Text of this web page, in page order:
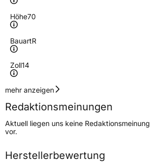
Höhe70
BauartR
Zoll14
Geschwindigkeitsindex
Höchstgeschwindigkeit
190 km/h
Lastindex84
Höchstlast500 kg
mehr anzeigen
Redaktionsmeinungen
Aktuell liegen uns keine
vor.
Herstellerbewertung